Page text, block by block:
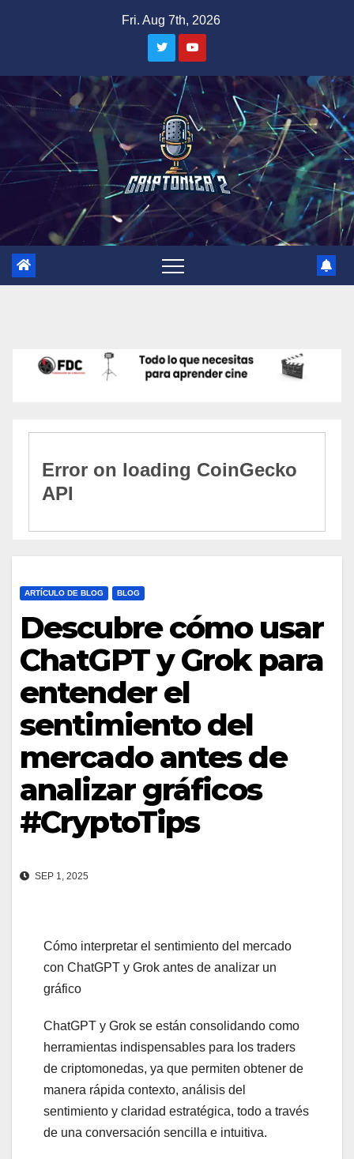
Fri. Aug 7th, 2026
ARTÍCULO DE BLOG BLOG
Descubre cómo usar
ChatGPT y Grok para
entender el
sentimiento del
mercado antes de
analizar gráficos
#CryptoTips
SEP 1, 2025
Cómo interpretar el sentimiento del mercado
con ChatGPT y Grok antes de analizar un
gráfico
ChatGPT y Grok se están consolidando como
herramientas indispensables para los traders
de criptomonedas, ya que permiten obtener de
manera rápida contexto, análisis del
sentimiento y claridad estratégica, todo a través
de una conversación sencilla e intuitiva.